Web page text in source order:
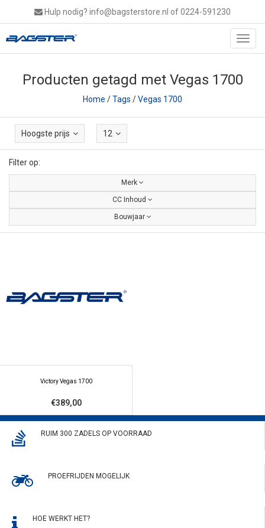
Hulp nodig? info@bagsterstore.nl of 0224-591230
Producten getagd met Vegas 1700
Home /Tags /Vegas 1700
Hoogste prijs 12
Filter op:
Merk
CC Inhoud
Bouwjaar
Victory Vegas 1700
€389,00
RUIM 300 ZADELS OP VOORRAAD
PROEFRIJDEN MOGELIJK
HOE WERKT HET?